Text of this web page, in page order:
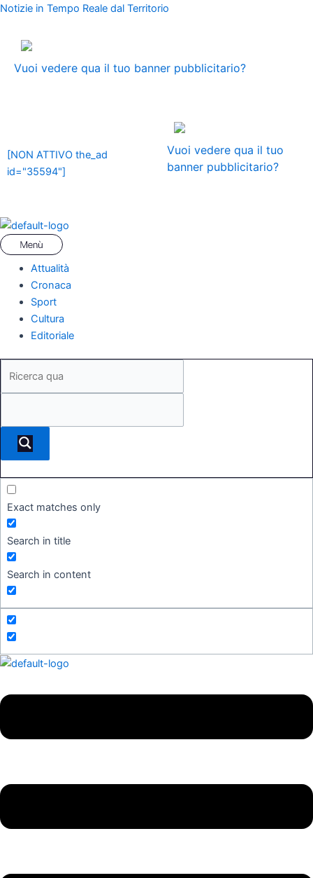
Vai
contenuto
Notizie in Tempo Reale dal Territorio
Vuoi vedere qua il tuo banner pubblicitario?
[NON ATTIVO the_ad
id="35594"]
ADS
Vuoi vedere qua il tuo
banner pubblicitario?
Menu
Attualità
Cronaca
Sport
Cultura
Editoriale
Exact matches only
Search in title
Search in content
Navigazione